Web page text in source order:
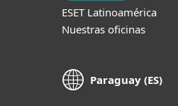
ESET Latinoamérica
Nuestras oficinas
Paraguay (ES)